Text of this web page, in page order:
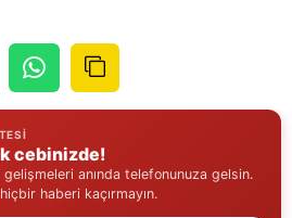
Denizli
Diyarbakır
Elazığ
cebinizde!
gelişmeleri anında telefonunuza gelsin.
haberi kaçırmayın.